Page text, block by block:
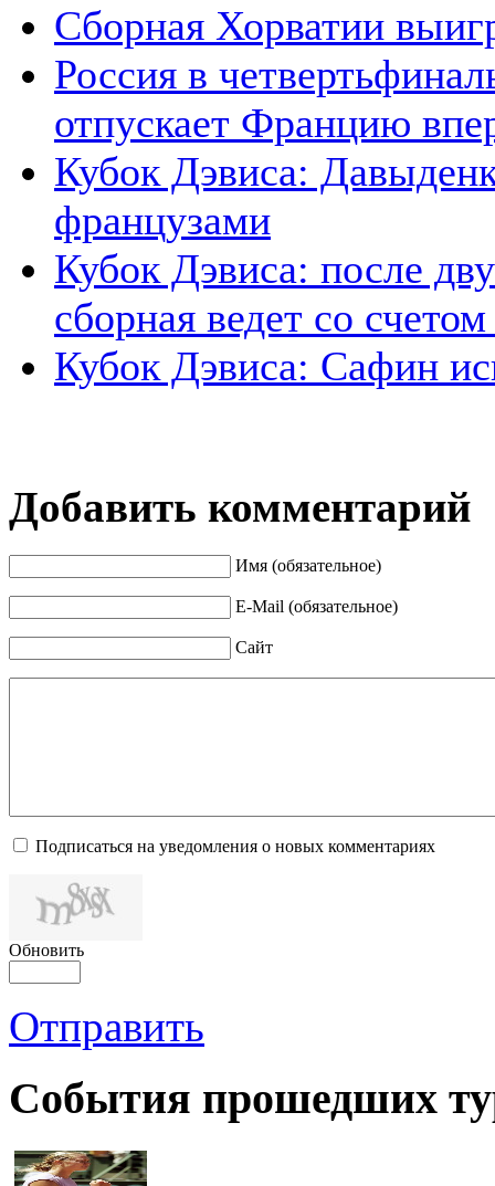
Сборная Хорватии
Россия в
отпускает Францию
Кубок Дэвиса:
французами
Кубок Дэвиса: после
сборная ведет со
Кубок Дэвиса: Сафин
Добавить комментарий
Имя (обязательное)
E-Mail (обязательное)
Сайт
Подписаться на уведомления о новых комментариях
Обновить
Отправить
События прошедших